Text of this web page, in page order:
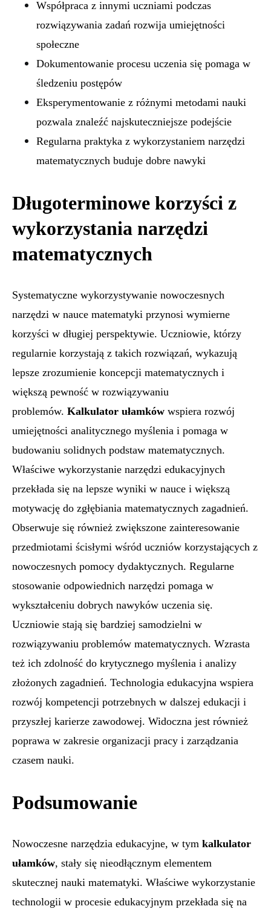
Współpraca z innymi uczniami podczas
rozwiązywania zadań rozwija umiejętności
społeczne
Dokumentowanie procesu uczenia się pomaga w
śledzeniu postępów
Eksperymentowanie z różnymi metodami nauki
pozwala znaleźć najskuteczniejsze podejście
Regularna praktyka z wykorzystaniem narzędzi
matematycznych buduje dobre nawyki
Długoterminowe korzyści z
wykorzystania narzędzi
matematycznych
Systematyczne wykorzystywanie nowoczesnych
narzędzi w nauce matematyki przynosi wymierne
korzyści w długiej perspektywie. Uczniowie, którzy
regularnie korzystają z takich rozwiązań, wykazują
lepsze zrozumienie koncepcji matematycznych i
większą pewność w rozwiązywaniu
problemów. Kalkulator ułamków wspiera rozwój
umiejętności analitycznego myślenia i pomaga w
budowaniu solidnych podstaw matematycznych.
Właściwe wykorzystanie narzędzi edukacyjnych
przekłada się na lepsze wyniki w nauce i większą
motywację do zgłębiania matematycznych zagadnień.
Obserwuje się również zwiększone zainteresowanie
przedmiotami ścisłymi wśród uczniów korzystających z
nowoczesnych pomocy dydaktycznych. Regularne
stosowanie odpowiednich narzędzi pomaga w
wykształceniu dobrych nawyków uczenia się.
Uczniowie stają się bardziej samodzielni w
rozwiązywaniu problemów matematycznych. Wzrasta
też ich zdolność do krytycznego myślenia i analizy
złożonych zagadnień. Technologia edukacyjna wspiera
rozwój kompetencji potrzebnych w dalszej edukacji i
przyszłej karierze zawodowej. Widoczna jest również
poprawa w zakresie organizacji pracy i zarządzania
czasem nauki.
Podsumowanie
Nowoczesne narzędzia edukacyjne, w tym kalkulator
ułamków, stały się nieodłącznym elementem
skutecznej nauki matematyki. Właściwe wykorzystanie
technologii w procesie edukacyjnym przekłada się na